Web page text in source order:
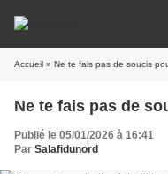
Accueil » Ne te fais pas de soucis
Ne te fais pas de
Publié le 05/01/2026 à 16:41
Par Salafidunord